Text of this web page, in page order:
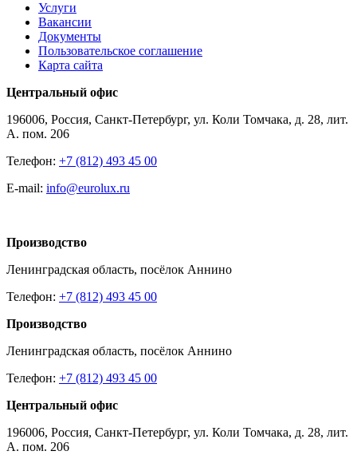
Услуги
Вакансии
Документы
Пользовательское соглашение
Карта сайта
Центральный офис
196006, Россия, Санкт-Петербург, ул. Коли Томчака, д. 28, лит.
А. пом. 206
Телефон: +7 (812) 493 45 00
E-mail: info@eurolux.ru
Производство
Ленинградская область, посёлок Аннино
Телефон: +7 (812) 493 45 00
Производство
Ленинградская область, посёлок Аннино
Телефон: +7 (812) 493 45 00
Центральный офис
196006, Россия, Санкт-Петербург, ул. Коли Томчака, д. 28, лит.
А. пом. 206